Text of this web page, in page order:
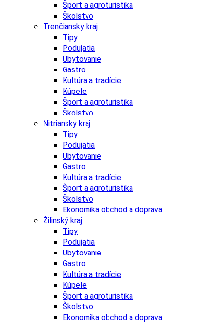
Šport a agroturistika
Školstvo
Trenčiansky kraj
Tipy
Podujatia
Ubytovanie
Gastro
Kultúra a tradície
Kúpele
Šport a agroturistika
Školstvo
Nitriansky kraj
Tipy
Podujatia
Ubytovanie
Gastro
Kultúra a tradície
Šport a agroturistika
Školstvo
Ekonomika obchod a doprava
Žilinský kraj
Tipy
Podujatia
Ubytovanie
Gastro
Kultúra a tradície
Kúpele
Šport a agroturistika
Školstvo
Ekonomika obchod a doprava